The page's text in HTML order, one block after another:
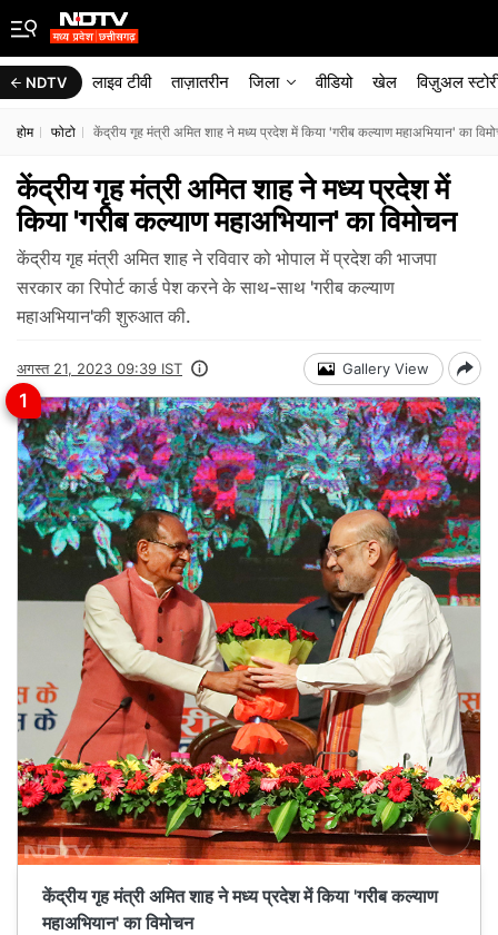
NDTV लाइव टीवी ताज़ातरीन जिला वीडियो खेल विज़ुअल
होम फोटो केंद्रीय गृह मंत्री अमित शाह ने मध्य प्रदेश में किया 'गरीब कल्याण महाअभियान' का
केंद्रीय गृह मंत्री अमित शाह ने मध्य प्रदेश में
किया 'गरीब कल्याण महाअभियान' का विमोचन
केंद्रीय गृह मंत्री अमित शाह ने रविवार को भोपाल में प्रदेश की भाजपा
सरकार का रिपोर्ट कार्ड पेश करने के साथ-साथ 'गरीब कल्याण
महाअभियान'की शुरुआत की.
अगस्त 21, 2023 09:39 IST Gallery View
केंद्रीय गृह मंत्री अमित शाह ने मध्य प्रदेश में किया 'गरीब कल्याण
महाअभियान' का विमोचन